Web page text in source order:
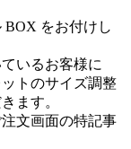
をお付けし
いるお客様に
トのサイズ調整
ます。
文画面の特記事